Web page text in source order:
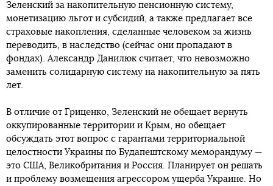
Зеленский за накопительную пенсионную систему,
монетизацию льгот и субсидий, а также предлагает все
страховые накопления, сделанные человеком за жизнь
переводить, в наследство (сейчас они пропадают в
фондах). Александр Данилюк считает, что невозможно
заменить солидарную систему на накопительную за пять
лет.
В отличие от Гриценко, Зеленский не обещает вернуть
оккупированные территории и Крым, но обещает
обсуждать этот вопрос с гарантами территориальной
целостности Украины по Будапештскому меморандуму —
это США, Великобритания и Россия. Планирует он решать
и проблему возмещения агрессором ущерба Украине. Но